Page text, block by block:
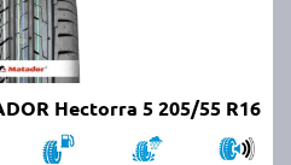
Hectorra 5 205/55 R16